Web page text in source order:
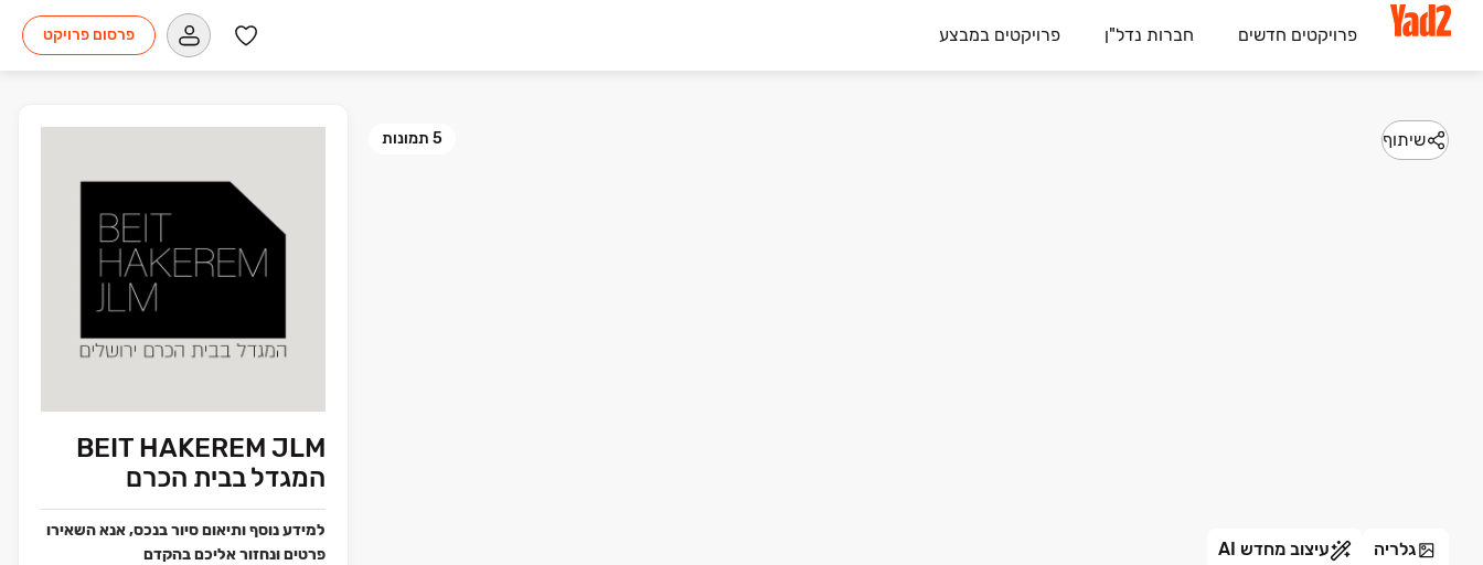
פרויקטים חדשים חברות נדל"ן פרויקטים במבצע פרסום פרויקט
5 תמונות שיתוף
גלריה עיצוב מחדש AI
BEIT HAKEREM JLM
המגדל בבית הכרם
למידע נוסף ותיאום סיור בנכס, אנא השאירו
פרטים ונחזור אליכם בהקדם